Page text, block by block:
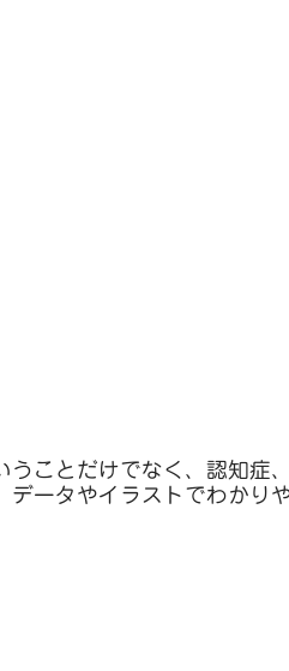
うことだけでなく、認知症
ータやイラストでわかり